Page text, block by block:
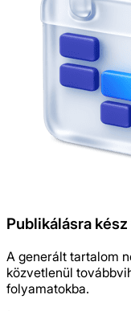
Publikálásra
A generált tartalom
közvetlenül
folyamatokba.